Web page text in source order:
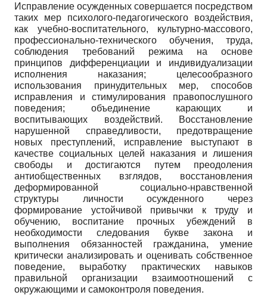
Исправление осужденных совершается посредством
таких мер психолого-педагогического воздействия,
как учебно-воспитательного, культурно-массового,
профессионально-технического обучения, труда,
соблюдения требований режима на основе
принципов дифференциации и индивидуализации
исполнения наказания; целесообразного
использования принудительных мер, способов
исправления и стимулирования правопослушного
поведения; объединение карающих и
воспитывающих воздействий. Восстановление
нарушенной справедливости, предотвращение
новых преступлений, исправление выступают в
качестве социальных целей наказания и лишения
свободы и достигаются путем преодоления
антиобщественных взглядов, восстановления
деформированной социально-нравственной
структуры личности осужденного через
формирование устойчивой привычки к труду и
обучению, воспитание прочных убеждений в
необходимости следования букве закона и
выполнения обязанностей гражданина, умение
критически анализировать и оценивать собственное
поведение, выработку практических навыков
правильной организации взаимоотношений с
окружающими и самоконтроля поведения.